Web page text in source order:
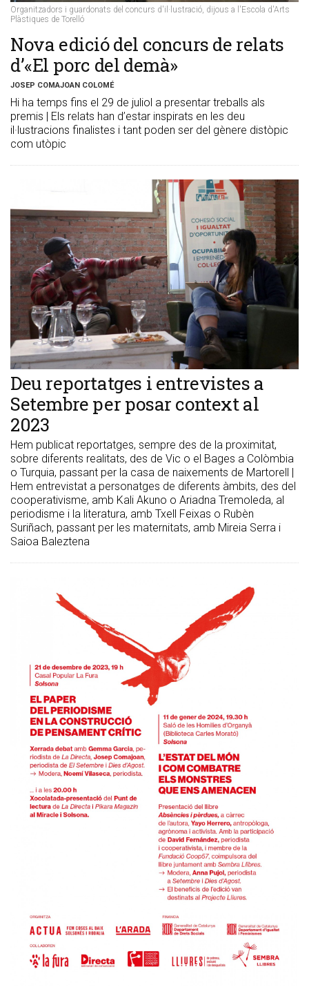
Organitzadors i guardonats del concurs d'il·lustració, dijous a l'Escola d'Arts
Plàstiques de Torelló
​Nova edició del concurs de relats
d’«El porc del demà»
JOSEP COMAJOAN COLOMÉ
Hi ha temps fins el 29 de juliol a presentar treballs als
premis | Els relats han d’estar inspirats en les deu
il·lustracions finalistes i tant poden ser del gènere distòpic
com utòpic
Deu reportatges i entrevistes a
Setembre per posar context al
2023
Hem publicat reportatges, sempre des de la proximitat,
sobre diferents realitats, des de Vic o el Bages a Colòmbia
o Turquia, passant per la casa de naixements de Martorell |
Hem entrevistat a personatges de diferents àmbits, des del
cooperativisme, amb Kali Akuno o Ariadna Tremoleda, al
periodisme i la literatura, amb Txell Feixas o Rubèn
Suriñach, passant per les maternitats, amb Mireia Serra i
Saioa Baleztena